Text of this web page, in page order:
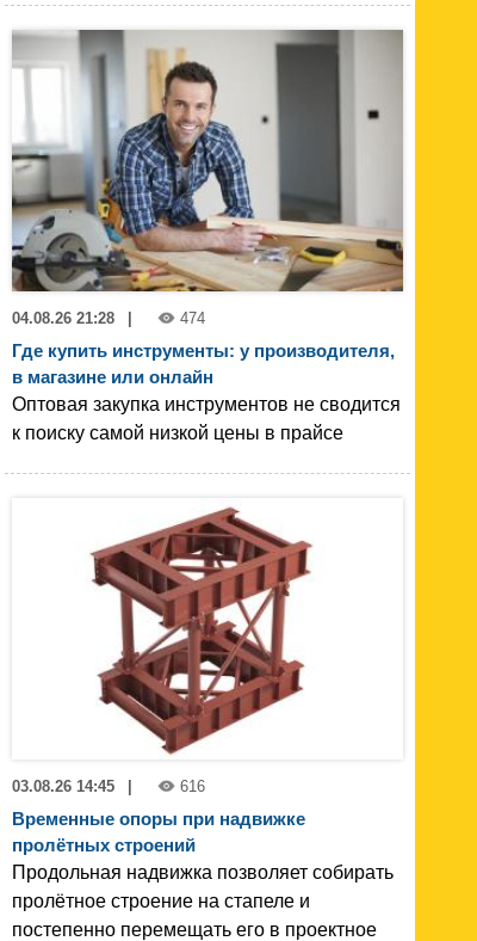
04.08.26 21:28 474
Где купить инструменты: у производителя,
в магазине или онлайн
Оптовая закупка инструментов не сводится
к поиску самой низкой цены в прайсе
03.08.26 14:45 | 616
Временные опоры при надвижке
пролётных строений
Продольная надвижка позволяет собирать
пролётное строение на стапеле и
постепенно перемещать его в проектное